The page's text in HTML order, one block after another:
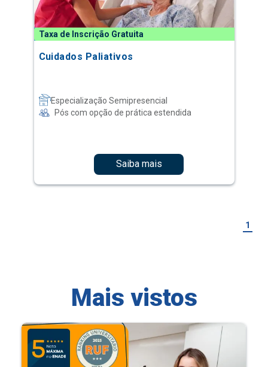
Taxa de Inscrição Gratuita
Cuidados Paliativos
Especialização Semipresencial
Pós com opção de prática estendida
Saiba mais
1
Mais vistos